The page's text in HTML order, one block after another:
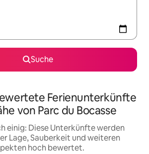
Suche
Ferienunterkünfte
von Parc du Bocasse
einig: Diese Unterkünfte werden
Lage, Sauberkeit und weiteren
hoch bewertet.